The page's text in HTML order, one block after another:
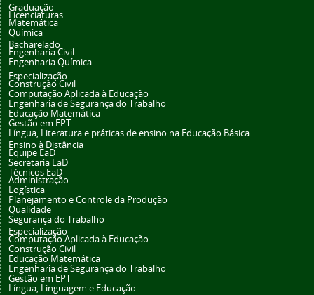
Graduação
Licenciaturas
Matemática
Química
Bacharelado
Engenharia Civil
Engenharia Química
Especialização
Construção Civil
Computação Aplicada à Educação
Engenharia de Segurança do Trabalho
Educação Matemática
Gestão em EPT
Língua, Literatura e práticas de ensino na Educação Básica
Ensino à Distância
Equipe EaD
Secretaria EaD
Técnicos EaD
Administração
Logística
Planejamento e Controle da Produção
Qualidade
Segurança do Trabalho
Especialização
Computação Aplicada à Educação
Construção Civil
Educação Matemática
Engenharia de Segurança do Trabalho
Gestão em EPT
Língua, Linguagem e Educação